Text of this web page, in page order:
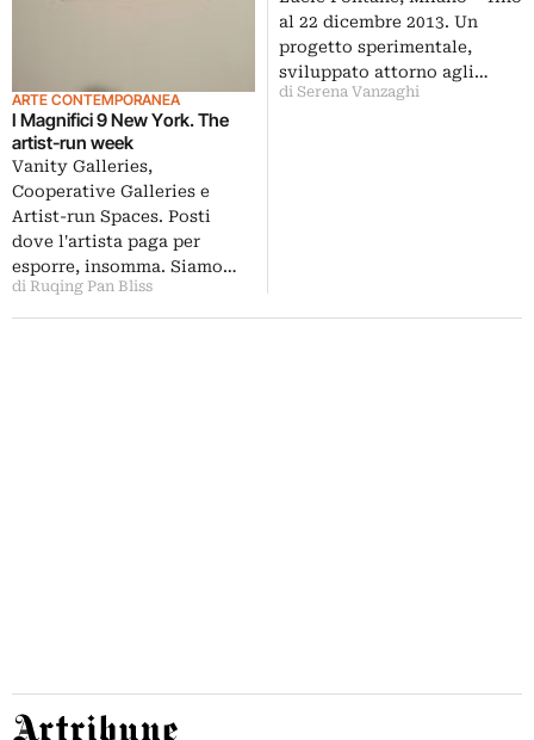
ARTE CONTEMPORANEA
I Magnifici 9 New York. The
artist-run week
Vanity Galleries,
Cooperative Galleries e
Artist-run Spaces. Posti
dove l'artista paga per
esporre, insomma. Siamo…
di Ruqing Pan Bliss
al 22 dicembre 2013. Un
progetto sperimentale,
sviluppato attorno agli…
di Serena Vanzaghi
Artribune